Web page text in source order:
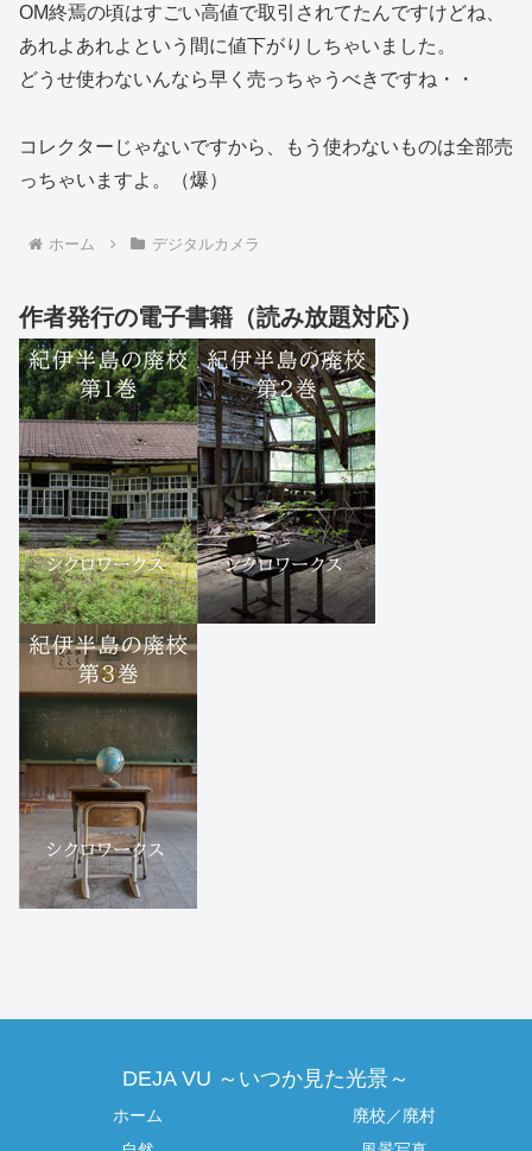
OM終焉の頃はすごい高値で取引されてたんですけどね、
あれよあれよという間に値下がりしちゃいました。
どうせ使わないんなら早く売っちゃうべきですね・・
コレクターじゃないですから、もう使わないものは全部売
っちゃいますよ。（爆）
ホーム デジタルカメラ
作者発行の電子書籍（読み放題対応）
DEJA VU ～いつか見た光景～
ホーム
廃校／廃村